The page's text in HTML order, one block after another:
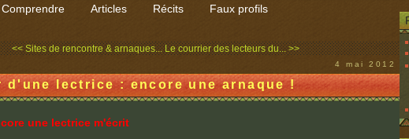
Comprendre Articles Récits Faux profils
<< Sites de rencontre & arnaques... Le courrier des lecteurs du... >>
4 mai 2012
d'une lectrice : encore une arnaque !
une lectrice m'écrit